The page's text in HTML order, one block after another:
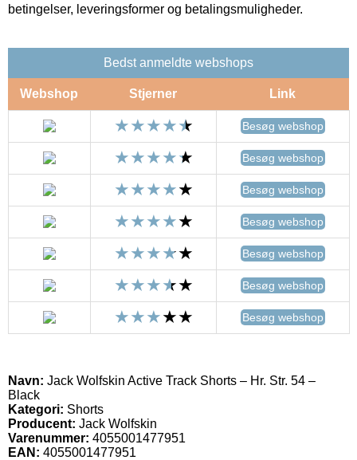
betingelser, leveringsformer og betalingsmuligheder.
Bedst anmeldte webshops
Webshop Stjerner Link
Besøg webshop
Besøg webshop
Besøg webshop
Besøg webshop
Besøg webshop
Besøg webshop
Besøg webshop
Navn: Jack Wolfskin Active Track Shorts – Hr. Str. 54 –
Black
Kategori: Shorts
Producent: Jack Wolfskin
Varenummer: 4055001477951
EAN: 4055001477951